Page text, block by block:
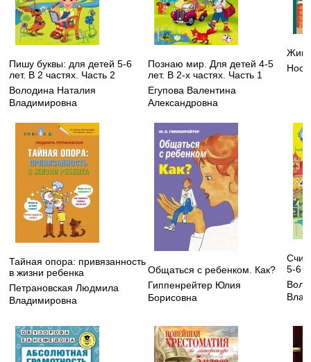
Пишу буквы: для детей 5-6
лет. В 2 частях. Часть 2
Володина Наталия
Владимировна
Познаю мир. Для детей 4-5
лет. В 2-х частях. Часть 1
Егупова Валентина
Александровна
Тайная опора: привязанность
в жизни ребенка
Петрановская Людмила
Владимировна
Общаться с ребенком. Как?
Гиппенрейтер Юлия
Борисовна
5-6